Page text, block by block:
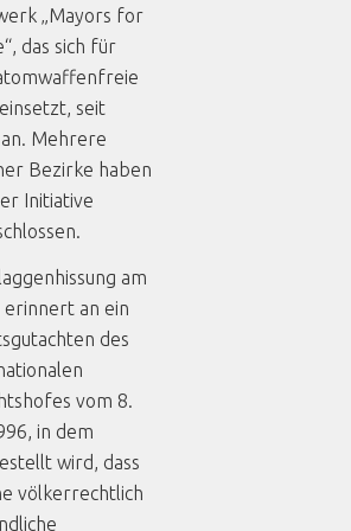
„Mayors for
das sich für
seit
Mehrere
Bezirke haben
Initiative
am
erinnert an ein
des
vom 8.
in dem
wird, dass
völkerrechtlich